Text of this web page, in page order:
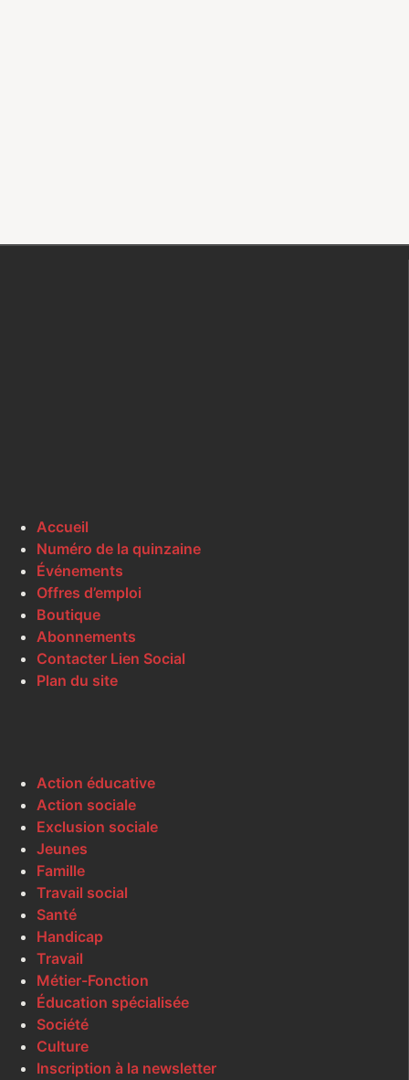
Accueil
Numéro de la quinzaine
Événements
Offres d’emploi
Boutique
Abonnements
Contacter Lien Social
Plan du site
Action éducative
Action sociale
Exclusion sociale
Jeunes
Famille
Travail social
Santé
Handicap
Travail
Métier-Fonction
Éducation spécialisée
Société
Culture
Inscription à la newsletter